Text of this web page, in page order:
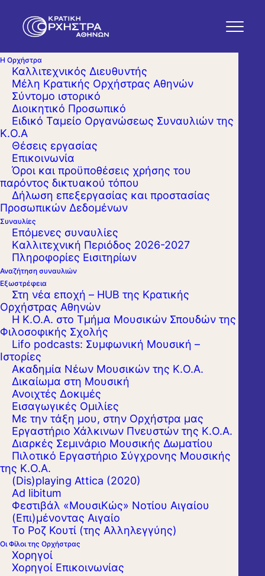
Η Ορχήστρα
Καλλιτεχνικός Διευθυντής
Μέλη Κρατικής Ορχήστρας Αθηνών
Σύντομο ιστορικό
Διοικητικό Προσωπικό
Ειδικό Ταμείο Οργανώσεως Συναυλιών της
Κ.Ο.Α
Θέσεις εργασίας
Επικοινωνία
Όροι και προϋποθέσεις χρήσης του
παρόντος δικτυακού τόπου
Δήλωση επεξεργασίας και προστασίας
Προσωπικών Δεδομένων
Συναυλίες
Επόμενες συναυλίες
Kαλλιτεχνική Περιόδος 2026-2027
Πληροφορίες Εισιτηρίων
Αναζήτηση συναυλιών
Εξωστρέφεια
Στη νέα εποχή – HUB της Κρατικής
Ορχήστρας Αθηνών
Η Κ.Ο.Α. στο Τμήμα Μουσικών Σπουδών της
Φιλοσοφικής Σχολής
Lifo podcasts: Συμφωνική Μουσική –
Ιστορίες
Ακαδημία Νέων Μουσικών της Κ.Ο.Α.
Δικαίωμα στη Μουσική
Ανοιχτές Δοκιμές
Εισαγωγικές Ομιλίες
Με την τάξη μου, στην Ορχήστρα μας
Εργαστήριo Χάλκινων Πνευστών της Κ.Ο.Α.
Διαρκές Σεμινάριο Μουσικής Δωματίου
Πιλοτικό Εργαστήριο Σύγχρονης Μουσικής
της Κ.Ο.Α.
(Dis)playing Attica (2020)
Ad libitum
Φεστιβάλ «ΜουσιΚώς» Νοτίου Αιγαίου
(Επι)μένοντας Αιγαίο
Το Ροζ Κουτί (της Αλληλεγγύης)
Οι Φίλοι της Ορχήστρας
Χορηγοί
Χορηγοί Επικοινωνίας